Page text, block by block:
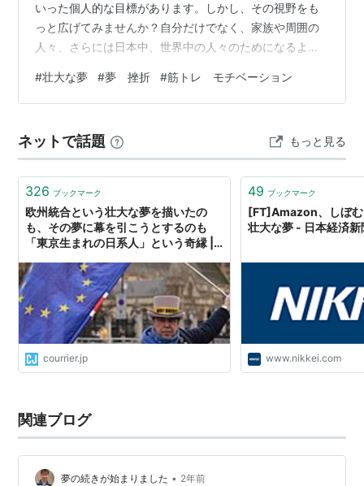
いった個人的な目標があります。しかし、その視野をも
っと広げてみませんか？自分だけでなく、家族や周囲の
人々、さらには日本中、世界中の人々のためになるよう
う。 筋トレ一つとっても、その影響力は想像以上に広が
る可能性があります。今日はそんな「壮大な夢」の持ち
夢が必要なのか 個人の目標だけでは続かない理由 「モチ
ベーションが上がらない」「今日は疲れたからサボりた
い」—こんな言葉で挫折してしまう経験は誰…
#壮大な夢 #夢 挫折 #筋トレ モチベーション
ネットで話題 もっと見る
326 ブックマーク
欧州統合という壮大な夢を描いたの
も、その夢に幕を引こうとするのも
「東京生まれの日系人」という奇縁 |
courrier.jp
49 ブックマーク
[FT]Amazon、しぼ
壮大な夢 - 日本経済新
www.nikkei.com
関連ブログ
夢の続きが始まりました • 2年前